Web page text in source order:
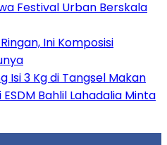
Festival Urban Berskala
Ini Komposisi
Isi 3 Kg di Tangsel Makan
Bahlil Lahadalia Minta